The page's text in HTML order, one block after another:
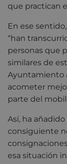
que practican
En ese
“han
personas que
similares de
Ayuntamiento
acometer
parte del
Así, ha
consiguiente
esa situación